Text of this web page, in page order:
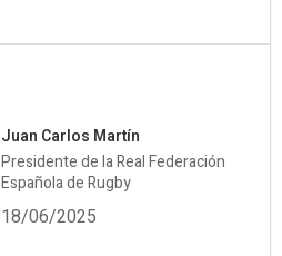
Juan Carlos Martín
Presidente de la Real Federación
Española de Rugby
18/06/2025